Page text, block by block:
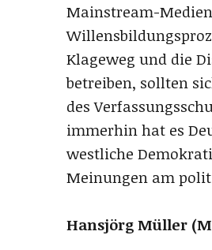
Mainstream-
Klageweg und die
betreiben, sollten
des
immerhin hat es
westliche
Meinungen am
Hansjörg Müller